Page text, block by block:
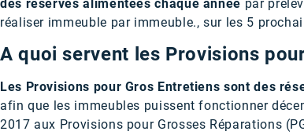
des réserves alimentées chaque année par
réaliser immeuble par immeuble., sur les 5
A quoi servent les Provisions
Les Provisions pour Gros Entretiens sont des
afin que les immeubles puissent fonctionner
2017 aux Provisions pour Grosses Réparations